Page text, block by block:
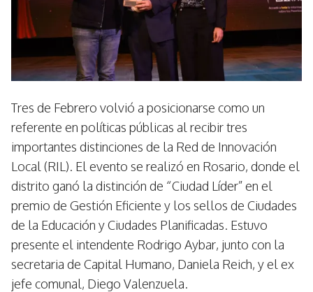
Tres de Febrero volvió a posicionarse como un
referente en políticas públicas al recibir tres
importantes distinciones de la Red de Innovación
Local (RIL). El evento se realizó en Rosario, donde el
distrito ganó la distinción de “Ciudad Líder” en el
premio de Gestión Eficiente y los sellos de Ciudades
de la Educación y Ciudades Planificadas. Estuvo
presente el intendente Rodrigo Aybar, junto con la
secretaria de Capital Humano, Daniela Reich, y el ex
jefe comunal, Diego Valenzuela.